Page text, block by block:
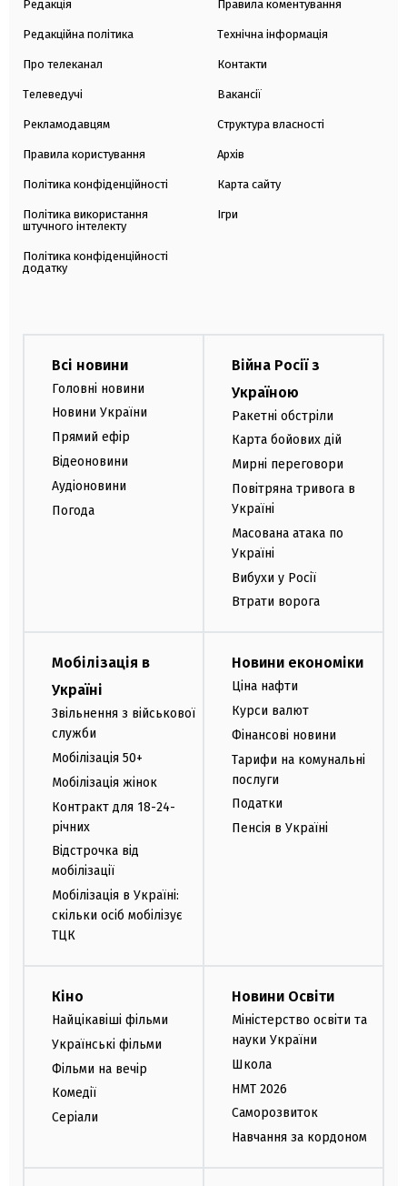
Редакція
Редакційна політика
Про телеканал
Телеведучі
Рекламодавцям
Правила користування
Політика конфіденційності
Політика використання
штучного інтелекту
Політика конфіденційності
додатку
Правила коментування
Технічна інформація
Контакти
Вакансії
Структура власності
Архів
Карта сайту
Ігри
Всі новини
Головні новини
Новини України
Прямий ефір
Відеоновини
Аудіоновини
Погода
Війна Росії з
Україною
Ракетні обстріли
Карта бойових дій
Мирні переговори
Повітряна тривога в
Україні
Масована атака по
Україні
Вибухи у Росії
Втрати ворога
Мобілізація в
Україні
Звільнення з військової
служби
Мобілізація 50+
Мобілізація жінок
Контракт для 18-24-
річних
Відстрочка від
мобілізації
Мобілізація в Україні:
скільки осіб мобілізує
ТЦК
Новини економіки
Ціна нафти
Курси валют
Фінансові новини
Тарифи на комунальні
послуги
Податки
Пенсія в Україні
Кіно
Найцікавіші фільми
Українські фільми
Фільми на вечір
Комедії
Серіали
Новини Освіти
Міністерство освіти та
науки України
Школа
НМТ 2026
Саморозвиток
Навчання за кордоном